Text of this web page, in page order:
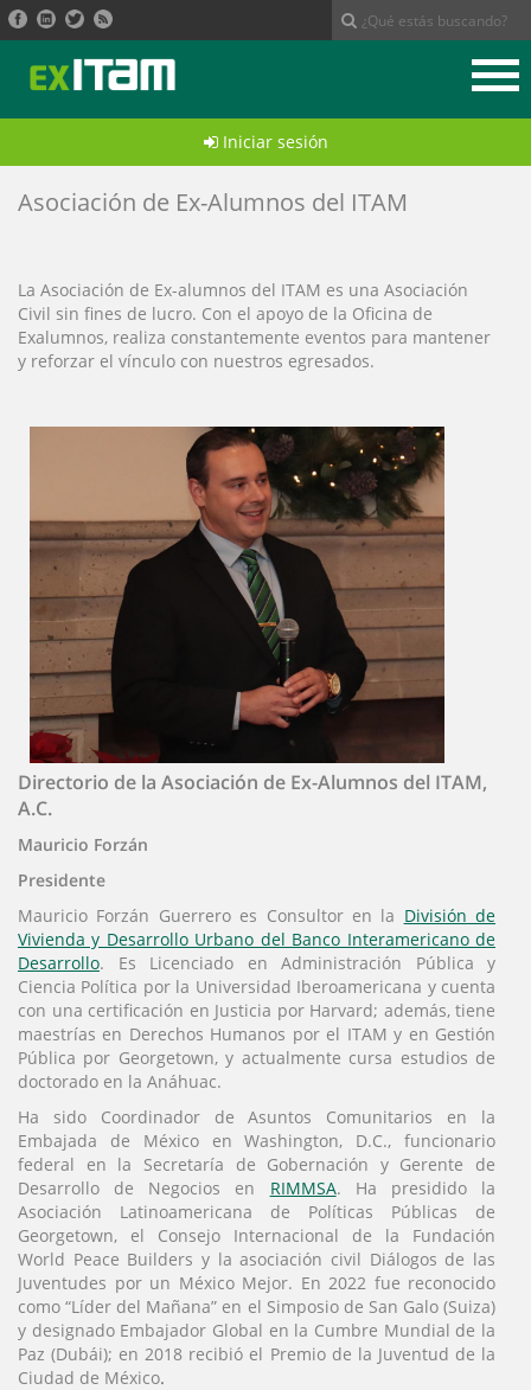
Ir
al
contenido
principal
Iniciar sesión
Asociación de Ex-Alumnos del ITAM
La Asociación de Ex-alumnos del ITAM es una Asociación
Civil sin fines de lucro. Con el apoyo de la Oficina de
Exalumnos, realiza constantemente eventos para mantener
y reforzar el vínculo con nuestros egresados.
Directorio de la Asociación de Ex-Alumnos del ITAM,
A.C.
Mauricio Forzán
Presidente
Mauricio Forzán Guerrero es Consultor en la División de
Vivienda y Desarrollo Urbano del Banco Interamericano de
Desarrollo. Es Licenciado en Administración Pública y
Ciencia Política por la Universidad Iberoamericana y cuenta
con una certificación en Justicia por Harvard; además, tiene
maestrías en Derechos Humanos por el ITAM y en Gestión
Pública por Georgetown, y actualmente cursa estudios de
doctorado en la Anáhuac.
Ha sido Coordinador de Asuntos Comunitarios en la
Embajada de México en Washington, D.C., funcionario
federal en la Secretaría de Gobernación y Gerente de
Desarrollo de Negocios en RIMMSA. Ha presidido la
Asociación Latinoamericana de Políticas Públicas de
Georgetown, el Consejo Internacional de la Fundación
World Peace Builders y la asociación civil Diálogos de las
Juventudes por un México Mejor. En 2022 fue reconocido
como “Líder del Mañana” en el Simposio de San Galo (Suiza)
y designado Embajador Global en la Cumbre Mundial de la
Paz (Dubái); en 2018 recibió el Premio de la Juventud de la
Ciudad de México.